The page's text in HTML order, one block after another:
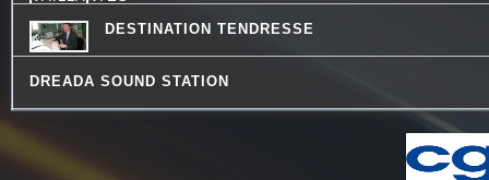
DESTINATION TENDRESSE
DREADA SOUND STATION